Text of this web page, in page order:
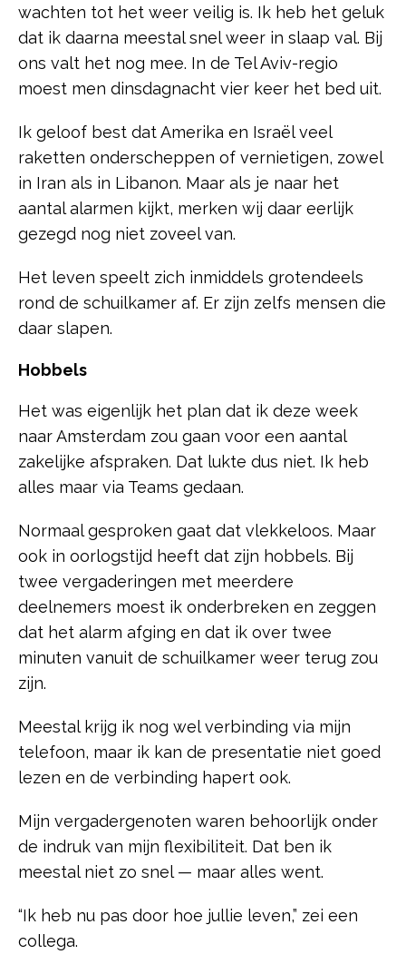
wachten tot het weer veilig is. Ik heb het geluk
dat ik daarna meestal snel weer in slaap val. Bij
ons valt het nog mee. In de Tel Aviv-regio
moest men dinsdagnacht vier keer het bed uit.
Ik geloof best dat Amerika en Israël veel
raketten onderscheppen of vernietigen, zowel
in Iran als in Libanon. Maar als je naar het
aantal alarmen kijkt, merken wij daar eerlijk
gezegd nog niet zoveel van.
Het leven speelt zich inmiddels grotendeels
rond de schuilkamer af. Er zijn zelfs mensen die
daar slapen.
Hobbels
Het was eigenlijk het plan dat ik deze week
naar Amsterdam zou gaan voor een aantal
zakelijke afspraken. Dat lukte dus niet. Ik heb
alles maar via Teams gedaan.
Normaal gesproken gaat dat vlekkeloos. Maar
ook in oorlogstijd heeft dat zijn hobbels. Bij
twee vergaderingen met meerdere
deelnemers moest ik onderbreken en zeggen
dat het alarm afging en dat ik over twee
minuten vanuit de schuilkamer weer terug zou
zijn.
Meestal krijg ik nog wel verbinding via mijn
telefoon, maar ik kan de presentatie niet goed
lezen en de verbinding hapert ook.
Mijn vergadergenoten waren behoorlijk onder
de indruk van mijn flexibiliteit. Dat ben ik
meestal niet zo snel — maar alles went.
“Ik heb nu pas door hoe jullie leven,” zei een
collega.